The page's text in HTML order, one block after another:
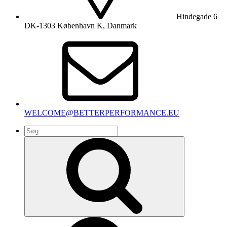
Hindegade 6
DK-1303 København K, Danmark
WELCOME@BETTERPERFORMANCE.EU
Søg
efter: